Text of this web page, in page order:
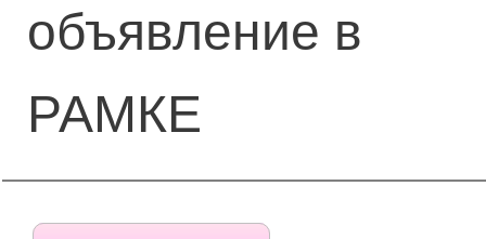
объявление в
РАМКЕ